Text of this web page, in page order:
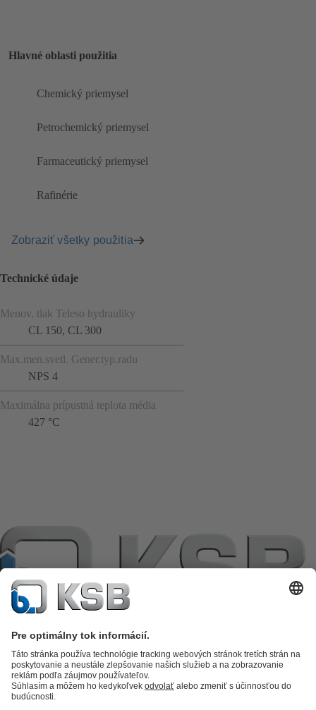
Hlavné oblasti použitia
Chemický priemysel
Petrochemický priemysel
Farmaceutický priemysel
Rafinérie
Zobraziť všetky použitia
Technické údaje
Menov. tlak Teleso hydrauliky
CL 150, CL 300
Max.men.svetl. Gener.typ.radu
NPS 4
Maximálna prípustná teplota média
427 °C
Katalóg produktovKSB SupremeServ: Premium service for pumps
and valvesKSB SupremeServ: Spare partsNákupný košíkSoftware a